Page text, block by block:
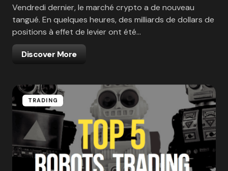
Vendredi dernier, le marché crypto a de nouveau
tangué. En quelques heures, des milliards de dollars de
positions à effet de levier ont été…
Discover More
TRADING